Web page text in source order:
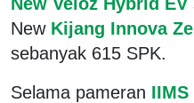
NewKijang Innova
sebanyak 615 SPK.
Selama pameran IIMS